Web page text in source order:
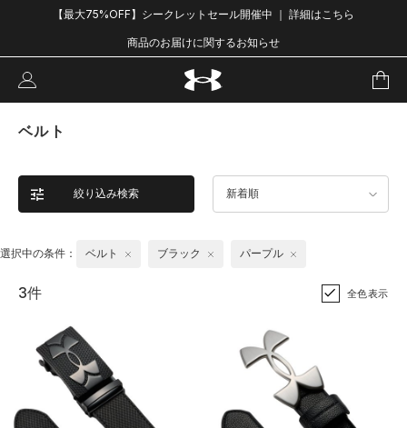
【最大75%OFF】シークレットセール開催中 ｜ 詳細はこちら
商品のお届けに関するお知らせ
ベルト
絞り込み検索 新着順
選択中の条件： ベルト ブラック パープル
3件 全色表示